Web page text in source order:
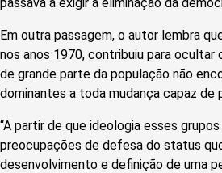
Em outra passagem, o autor lembra
nos anos 1970, contribuiu para ocultar
de grande parte da população não
dominantes a toda mudança capaz de
“A partir de que ideologia esses
preocupações de defesa do status
desenvolvimento e definição de uma